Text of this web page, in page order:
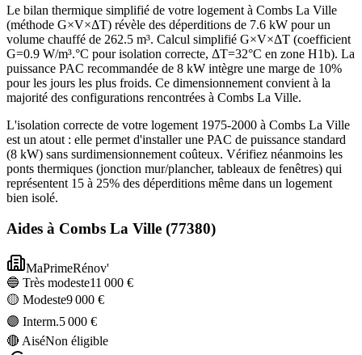
Le bilan thermique simplifié de votre logement à Combs La Ville
(méthode G×V×ΔT) révèle des déperditions de 7.6 kW pour un
volume chauffé de 262.5 m³. Calcul simplifié G×V×ΔT (coefficient
G=0.9 W/m³.°C pour isolation correcte, ΔT=32°C en zone H1b). La
puissance PAC recommandée de 8 kW intègre une marge de 10%
pour les jours les plus froids. Ce dimensionnement convient à la
majorité des configurations rencontrées à Combs La Ville.
L'isolation correcte de votre logement 1975-2000 à Combs La Ville
est un atout : elle permet d'installer une PAC de puissance standard
(8 kW) sans surdimensionnement coûteux. Vérifiez néanmoins les
ponts thermiques (jonction mur/plancher, tableaux de fenêtres) qui
représentent 15 à 25% des déperditions même dans un logement
bien isolé.
Aides à Combs La Ville (77380)
MaPrimeRénov'
🔵 Très modeste11 000 €
🟡 Modeste9 000 €
🟣 Interm.5 000 €
🔴 AiséNon éligible